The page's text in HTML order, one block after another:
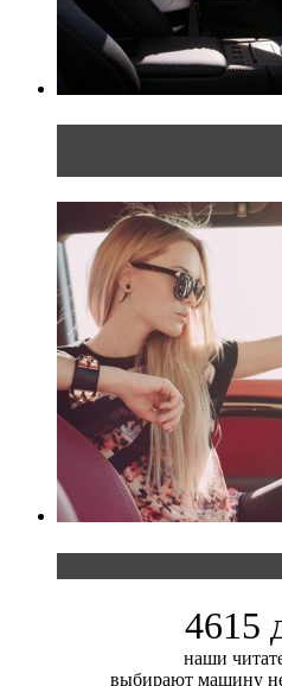
4615
наши
выбирают машину